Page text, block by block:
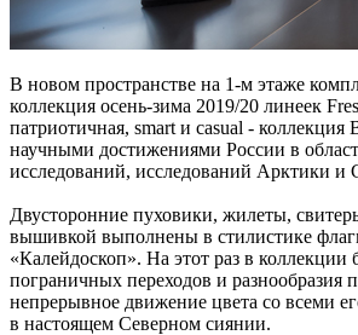
В новом пространстве на 1-м этаже
коллекция осень-зима 2019/20 линеек
патриотичная, smart и casual - коллекция
научными достижениями России в
исследований, исследований Арктики и
Двусторонние пуховики, жилеты,
вышивкой выполнены в стилистике
«Калейдоскоп». На этот раз в коллекции
пограничных переходов и разнообразия
непрерывное движение цвета со всеми
в настоящем Северном сиянии.